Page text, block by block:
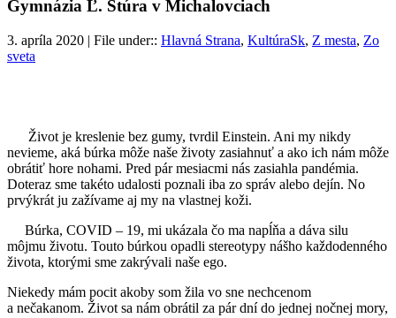
Gymnázia Ľ. Štúra v Michalovciach
3. apríla 2020 | File under:: Hlavná Strana, KultúraSk, Z mesta, Zo
sveta
Život je kreslenie bez gumy, tvrdil Einstein. Ani my nikdy
nevieme, aká búrka môže naše životy zasiahnuť a ako ich nám môže
obrátiť hore nohami. Pred pár mesiacmi nás zasiahla pandémia.
Doteraz sme takéto udalosti poznali iba zo správ alebo dejín. No
prvýkrát ju zažívame aj my na vlastnej koži.
Búrka, COVID – 19, mi ukázala čo ma napĺňa a dáva silu
môjmu životu. Touto búrkou opadli stereotypy nášho každodenného
života, ktorými sme zakrývali naše ego.
Niekedy mám pocit akoby som žila vo sne nechcenom
a nečakanom. Život sa nám obrátil za pár dní do jednej nočnej mory,